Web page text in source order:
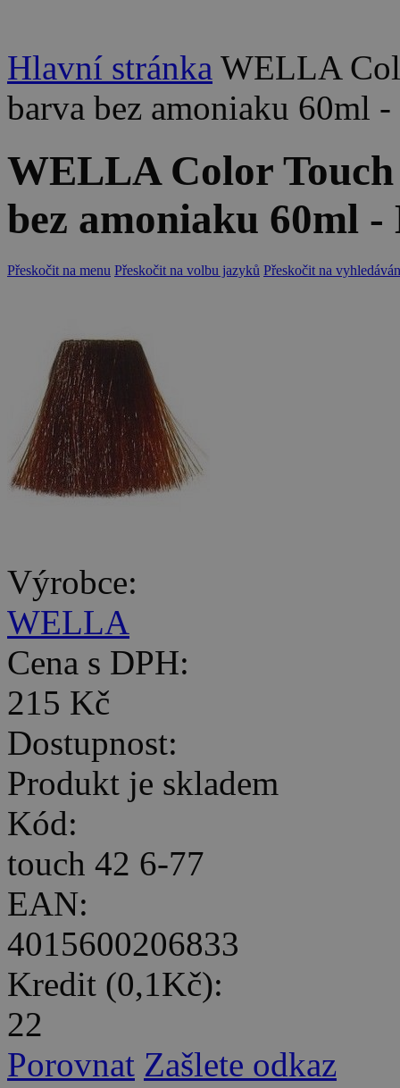
Hlavní stránka WELLA
barva bez amoniaku 60ml
WELLA Color
bez amoniaku 60ml
Přeskočit na menu Přeskočit na volbu jazyků Přeskočit na
Výrobce:
WELLA
Cena s DPH:
215 Kč
Dostupnost:
Produkt je skladem
Kód:
touch 42 6-77
EAN:
4015600206833
Kredit (0,1Kč):
22
Porovnat Zašlete odkaz